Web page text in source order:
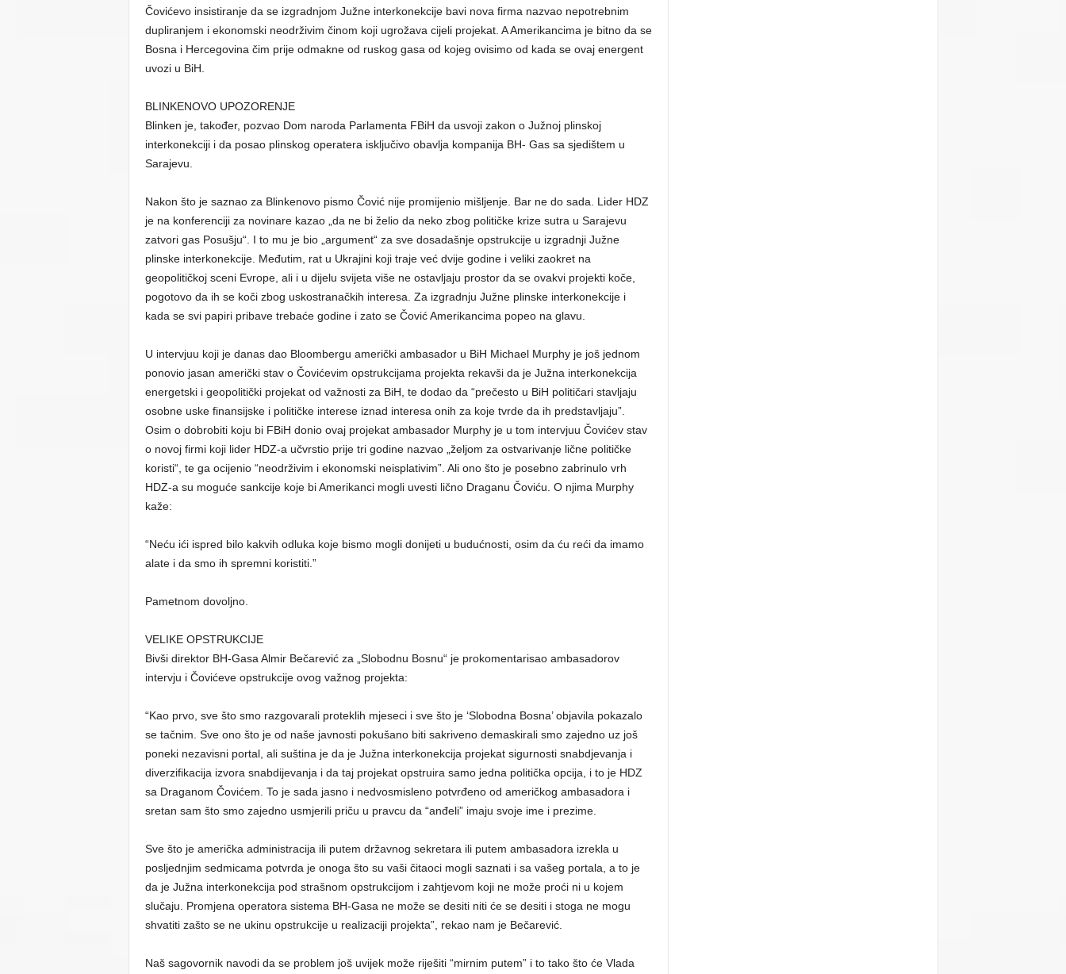
Čovićevo insistiranje da se izgradnjom Južne interkonekcije bavi nova firma nazvao nepotrebnim
dupliranjem i ekonomski neodrživim činom koji ugrožava cijeli projekat. A Amerikancima je bitno da se
Bosna i Hercegovina čim prije odmakne od ruskog gasa od kojeg ovisimo od kada se ovaj energent
uvozi u BiH.
BLINKENOVO UPOZORENJE
Blinken je, također, pozvao Dom naroda Parlamenta FBiH da usvoji zakon o Južnoj plinskoj
interkonekciji i da posao plinskog operatera isključivo obavlja kompanija BH- Gas sa sjedištem u
Sarajevu.
Nakon što je saznao za Blinkenovo pismo Čović nije promijenio mišljenje. Bar ne do sada. Lider HDZ
je na konferenciji za novinare kazao „da ne bi želio da neko zbog političke krize sutra u Sarajevu
zatvori gas Posušju“. I to mu je bio „argument“ za sve dosadašnje opstrukcije u izgradnji Južne
plinske interkonekcije. Međutim, rat u Ukrajini koji traje već dvije godine i veliki zaokret na
geopolitičkoj sceni Evrope, ali i u dijelu svijeta više ne ostavljaju prostor da se ovakvi projekti koče,
pogotovo da ih se koči zbog uskostranačkih interesa. Za izgradnju Južne plinske interkonekcije i
kada se svi papiri pribave trebaće godine i zato se Čović Amerikancima popeo na glavu.
U intervjuu koji je danas dao Bloombergu američki ambasador u BiH Michael Murphy je još jednom
ponovio jasan američki stav o Čovićevim opstrukcijama projekta rekavši da je Južna interkonekcija
energetski i geopolitički projekat od važnosti za BiH, te dodao da “prečesto u BiH političari stavljaju
osobne uske finansijske i političke interese iznad interesa onih za koje tvrde da ih predstavljaju”.
Osim o dobrobiti koju bi FBiH donio ovaj projekat ambasador Murphy je u tom intervjuu Čovićev stav
o novoj firmi koji lider HDZ-a učvrstio prije tri godine nazvao „željom za ostvarivanje lične političke
koristi“, te ga ocijenio “neodrživim i ekonomski neisplativim”. Ali ono što je posebno zabrinulo vrh
HDZ-a su moguće sankcije koje bi Amerikanci mogli uvesti lično Draganu Čoviću. O njima Murphy
kaže:
“Neću ići ispred bilo kakvih odluka koje bismo mogli donijeti u budućnosti, osim da ću reći da imamo
alate i da smo ih spremni koristiti.”
Pametnom dovoljno.
VELIKE OPSTRUKCIJE
Bivši direktor BH-Gasa Almir Bečarević za „Slobodnu Bosnu“ je prokomentarisao ambasadorov
intervju i Čovićeve opstrukcije ovog važnog projekta:
“Kao prvo, sve što smo razgovarali proteklih mjeseci i sve što je ‘Slobodna Bosna’ objavila pokazalo
se tačnim. Sve ono što je od naše javnosti pokušano biti sakriveno demaskirali smo zajedno uz još
poneki nezavisni portal, ali suština je da je Južna interkonekcija projekat sigurnosti snabdjevanja i
diverzifikacija izvora snabdijevanja i da taj projekat opstruira samo jedna politička opcija, i to je HDZ
sa Draganom Čovićem. To je sada jasno i nedvosmisleno potvrđeno od američkog ambasadora i
sretan sam što smo zajedno usmjerili priču u pravcu da “anđeli” imaju svoje ime i prezime.
Sve što je američka administracija ili putem državnog sekretara ili putem ambasadora izrekla u
posljednjim sedmicama potvrda je onoga što su vaši čitaoci mogli saznati i sa vašeg portala, a to je
da je Južna interkonekcija pod strašnom opstrukcijom i zahtjevom koji ne može proći ni u kojem
slučaju. Promjena operatora sistema BH-Gasa ne može se desiti niti će se desiti i stoga ne mogu
shvatiti zašto se ne ukinu opstrukcije u realizaciji projekta”, rekao nam je Bečarević.
Naš sagovornik navodi da se problem još uvijek može riješiti “mirnim putem” i to tako što će Vlada